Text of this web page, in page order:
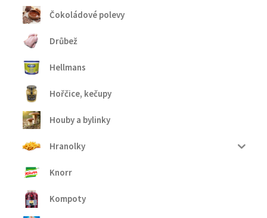
Čokoládové polevy
Drůbež
Hellmans
Hořčice, kečupy
Houby a bylinky
Hranolky
Knorr
Kompoty